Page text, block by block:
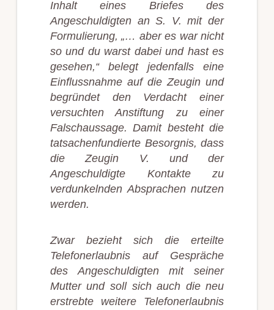
Inhalt eines Briefes des
Angeschuldigten an S. V. mit der
Formulierung, „… aber es war nicht
so und du warst dabei und hast es
gesehen,“ belegt jedenfalls eine
Einflussnahme auf die Zeugin und
begründet den Verdacht einer
versuchten Anstiftung zu einer
Falschaussage. Damit besteht die
tatsachenfundierte Besorgnis, dass
die Zeugin V. und der
Angeschuldigte Kontakte zu
verdunkelnden Absprachen nutzen
werden.
Zwar bezieht sich die erteilte
Telefonerlaubnis auf Gespräche
des Angeschuldigten mit seiner
Mutter und soll sich auch die neu
erstrebte weitere Telefonerlaubnis